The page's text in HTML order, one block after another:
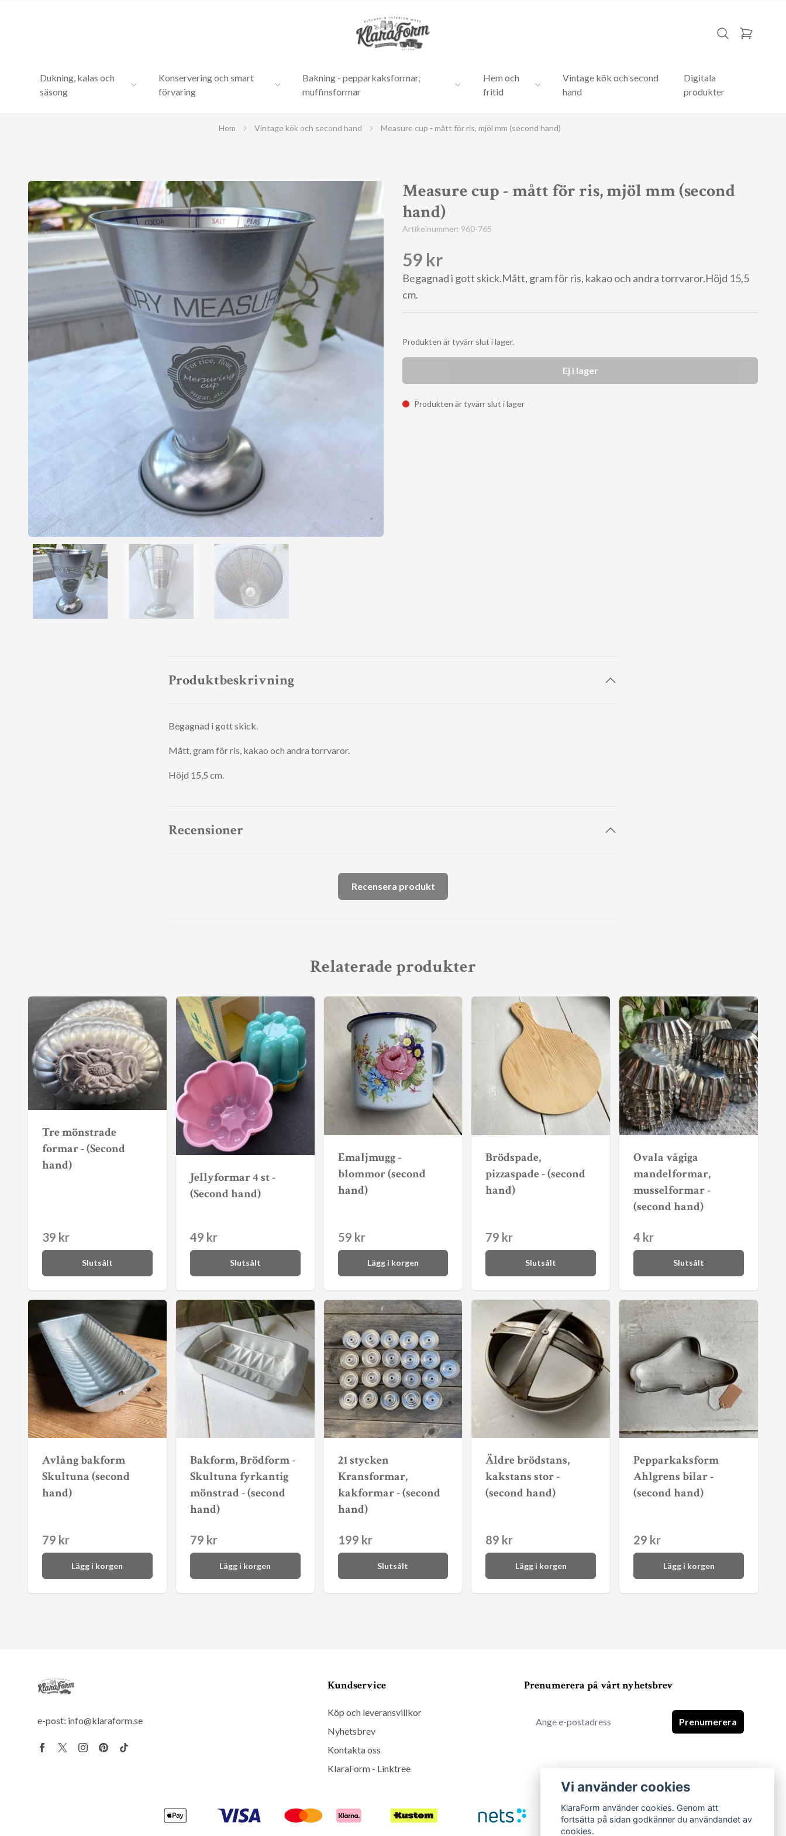
Dukning, kalas och
säsong
Konservering och smart
förvaring
Bakning - pepparkaksformar,
muffinsformar
Hem och
fritid
Vintage kök och second
hand
Digitala
produkter
Hem Vintage kök och second hand Measure cup - mått för ris, mjöl mm (second hand)
Measure cup - mått för ris, mjöl mm (second
hand)
Artikelnummer: 960-765
59 kr
Begagnad i gott skick.Mått, gram för ris, kakao och andra torrvaror.Höjd 15,5
cm.
Produkten är tyvärr slut i lager.
Ej i lager
Produkten är tyvärr slut i lager
Produktbeskrivning
Begagnad i gott skick.
Mått, gram för ris, kakao och andra torrvaror.
Höjd 15,5 cm.
Recensioner
Recensera produkt
Relaterade produkter
Tre mönstrade
formar - (Second
hand)
39 kr
Slutsålt
Jellyformar 4 st -
(Second hand)
49 kr
Slutsålt
Emaljmugg -
blommor (second
hand)
59 kr
Lägg i korgen
Brödspade,
pizzaspade - (second
hand)
79 kr
Slutsålt
Ovala vågiga
mandelformar,
musselformar -
(second hand)
4 kr
Slutsålt
Avlång bakform
Skultuna (second
hand)
79 kr
Lägg i korgen
Bakform, Brödform -
Skultuna fyrkantig
mönstrad - (second
hand)
79 kr
Lägg i korgen
21 stycken
Kransformar,
kakformar - (second
hand)
199 kr
Slutsålt
Äldre brödstans,
kakstans stor -
(second hand)
89 kr
Lägg i korgen
Pepparkaksform
Ahlgrens bilar -
(second hand)
29 kr
Lägg i korgen
e-post: info@klaraform.se
Kundservice
Köp och leveransvillkor
Nyhetsbrev
Kontakta oss
KlaraForm - Linktree
Prenumerera på vårt nyhetsbrev
Prenumerera
Vi använder cookies
KlaraForm använder cookies. Genom att
fortsätta på sidan godkänner du användandet av
cookies.